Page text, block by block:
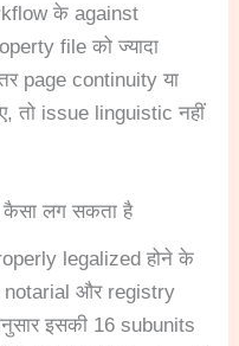
के against
file को ज्यादा
page continuity या
तो issue linguistic नहीं
कैसा लग सकता है
legalized होने के
notarial और registry
इसकी 16 subunits